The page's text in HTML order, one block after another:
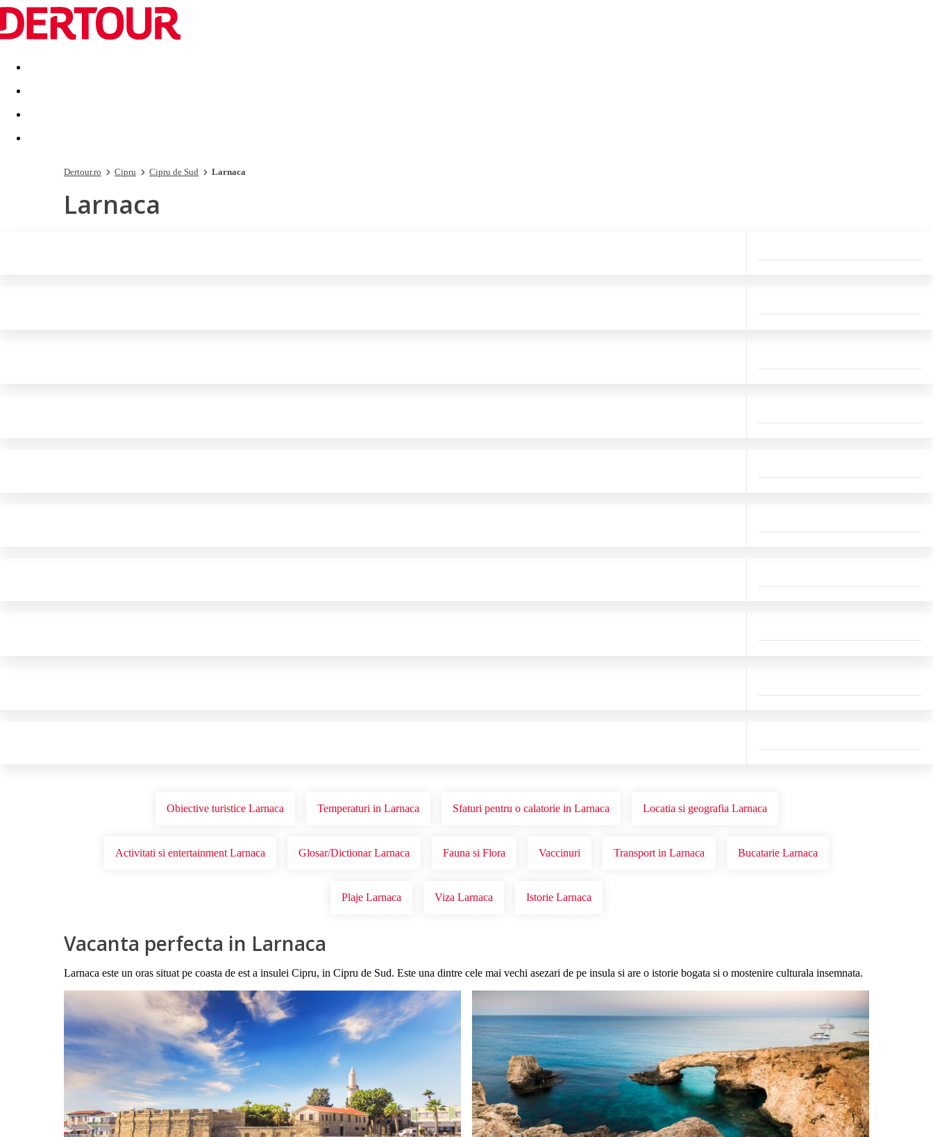
Destinatii Vacanta perfecta OFERTE DE NERATAT
Dertour.ro Cipru Cipru de Sud Larnaca
Larnaca
Obiective turistice Larnaca Temperaturi in Larnaca Sfaturi pentru o calatorie in Larnaca Locatia si geografia Larnaca
Activitati si entertainment Larnaca Glosar/Dictionar Larnaca Fauna si Flora Vaccinuri Transport in Larnaca Bucatarie Larnaca
Plaje Larnaca Viza Larnaca Istorie Larnaca
Vacanta perfecta in Larnaca
Larnaca este un oras situat pe coasta de est a insulei Cipru, in Cipru de Sud. Este una dintre cele mai vechi asezari de pe insula si are o istorie bogata si o mostenire culturala insemnata.